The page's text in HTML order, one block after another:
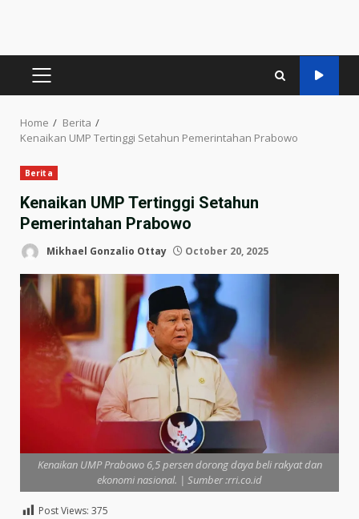
PRIMARY
Home
Berita
Kenaikan UMP Tertinggi Setahun Pemerintahan Prabowo
Berita
Kenaikan UMP Tertinggi Setahun
Pemerintahan Prabowo
Mikhael Gonzalio Ottay October 20, 2025
Kenaikan UMP Prabowo 6,5 persen dorong daya beli rakyat dan
ekonomi nasional. | Sumber :rri.co.id
Post Views: 375